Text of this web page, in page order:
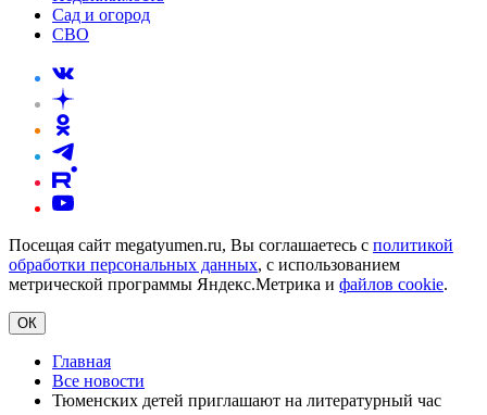
Сад и огород
СВО
Посещая сайт megatyumen.ru, Вы соглашаетесь с политикой
обработки персональных данных, с использованием
метрической программы Яндекс.Метрика и файлов cookie.
ОК
Главная
Все новости
Тюменских детей приглашают на литературный час